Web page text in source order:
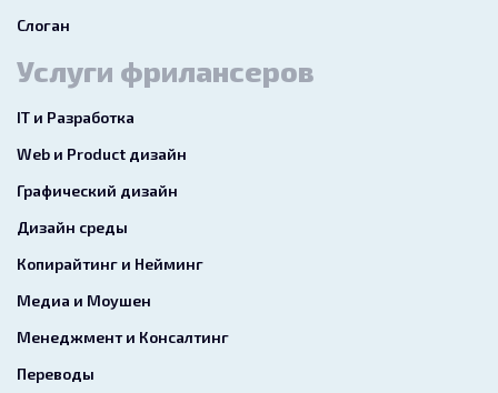
Слоган
Услуги фрилансеров
IT и Разработка
Web и Product дизайн
Графический дизайн
Дизайн среды
Копирайтинг и Нейминг
Медиа и Моушен
Менеджмент и Консалтинг
Переводы